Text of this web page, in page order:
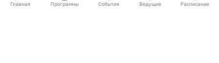
Главная Программы События Ведущие Расписание